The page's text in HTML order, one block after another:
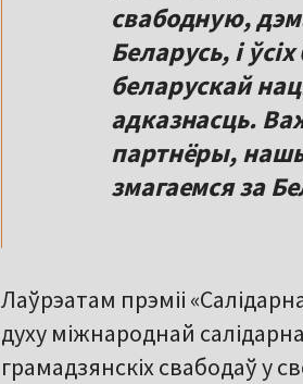
свабодную,
Беларусь, і
беларускай
адказнасць.
партнёры,
змагаемся за
Лаўрэатам прэміі
духу міжнароднай
грамадзянскіх свабодаў у